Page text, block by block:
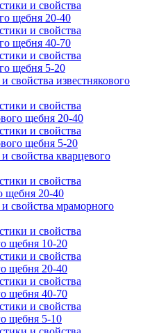
и свойства
щебня 20-40
и свойства
щебня 40-70
и свойства
щебня 5-20
свойства известнякового
и свойства
щебня 20-40
и свойства
щебня 5-20
свойства кварцевого
и свойства
щебня 20-40
свойства мраморного
и свойства
щебня 10-20
и свойства
щебня 20-40
и свойства
щебня 40-70
и свойства
щебня 5-10